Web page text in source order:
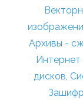
Архивы -
дисков,